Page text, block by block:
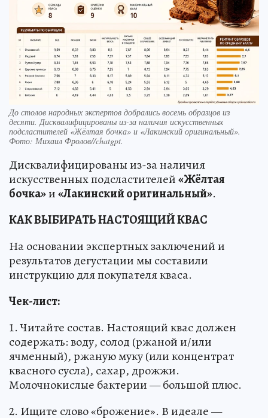
До столов народных экспертов добрались восемь образцов из
десяти. Дисквалифицированы из-за наличия искусственных
подсластителей «Жёлтая бочка» и «Лакинский оригинальный».
Фото: Михаил Фролов//chatgpt.
Дисквалифицированы из-за наличия
искусственных подсластителей«Жёлтая
бочка»и«Лакинский оригинальный».
КАК ВЫБИРАТЬ НАСТОЯЩИЙ КВАС
На основании экспертных заключений и
результатов дегустации мы составили
инструкцию для покупателя кваса.
Чек-лист:
1. Читайте состав. Настоящий квас должен
содержать: воду, солод (ржаной и/или
ячменный), ржаную муку (или концентрат
квасного сусла), сахар, дрожжи.
Молочнокислые бактерии — большой плюс.
2. Ищите слово «брожение». В идеале —